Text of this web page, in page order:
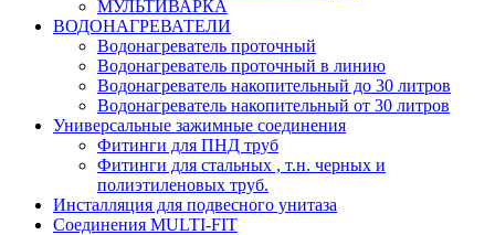
МУЛЬТИВАРКА
ВОДОНАГРЕВАТЕЛИ
Водонагреватель проточный
Водонагреватель проточный в линию
Водонагреватель накопительный до 30 литров
Водонагреватель накопительный от 30 литров
Универсальные зажимные соединения
Фитинги для ПНД труб
Фитинги для стальных , т.н. черных и
полиэтиленовых труб.
Инсталляция для подвесного унитаза
Соединения MULTI-FIT